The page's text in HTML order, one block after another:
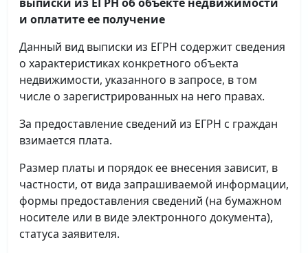
и оплатите ее получение
Данный вид выписки из ЕГРН содержит сведения
о характеристиках конкретного объекта
недвижимости, указанного в запросе, в том
числе о зарегистрированных на него правах.
За предоставление сведений из ЕГРН с граждан
взимается плата.
Размер платы и порядок ее внесения зависит, в
частности, от вида запрашиваемой информации,
формы предоставления сведений (на бумажном
носителе или в виде электронного документа),
статуса заявителя.